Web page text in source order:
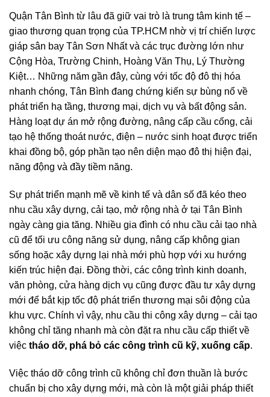
Quận Tân Bình từ lâu đã giữ vai trò là trung tâm kinh tế –
giao thương quan trọng của TP.HCM nhờ vị trí chiến lược
giáp sân bay Tân Sơn Nhất và các trục đường lớn như
Cộng Hòa, Trường Chinh, Hoàng Văn Thụ, Lý Thường
Kiệt… Những năm gần đây, cùng với tốc độ đô thị hóa
nhanh chóng, Tân Bình đang chứng kiến sự bùng nổ về
phát triển hạ tầng, thương mại, dịch vụ và bất động sản.
Hàng loạt dự án mở rộng đường, nâng cấp cầu cống, cải
tạo hệ thống thoát nước, điện – nước sinh hoạt được triển
khai đồng bộ, góp phần tạo nên diện mạo đô thị hiện đại,
năng động và đầy tiềm năng.
Sự phát triển mạnh mẽ về kinh tế và dân số đã kéo theo
nhu cầu xây dựng, cải tạo, mở rộng nhà ở tại Tân Bình
ngày càng gia tăng. Nhiều gia đình có nhu cầu cải tạo nhà
cũ để tối ưu công năng sử dụng, nâng cấp không gian
sống hoặc xây dựng lại nhà mới phù hợp với xu hướng
kiến trúc hiện đại. Đồng thời, các công trình kinh doanh,
văn phòng, cửa hàng dịch vụ cũng được đầu tư xây dựng
mới để bắt kịp tốc độ phát triển thương mại sôi động của
khu vực. Chính vì vậy, nhu cầu thi công xây dựng – cải tạo
không chỉ tăng nhanh mà còn đặt ra nhu cầu cấp thiết về
việc tháo dỡ, phá bỏ các công trình cũ kỹ, xuống cấp.
Việc tháo dỡ công trình cũ không chỉ đơn thuần là bước
chuẩn bị cho xây dựng mới, mà còn là một giải pháp thiết